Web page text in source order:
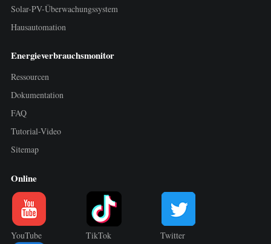
Solar-PV-Überwachungssystem
Hausautomation
Energieverbrauchsmonitor
Ressourcen
Dokumentation
FAQ
Tutorial-Video
Sitemap
Online
YouTube TikTok Twitter